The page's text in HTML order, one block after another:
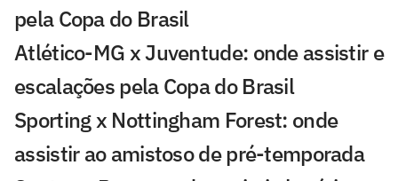
pela Copa do Brasil
Atlético-MG x Juventude: onde assistir e
escalações pela Copa do Brasil
Sporting x Nottingham Forest: onde
assistir ao amistoso de pré-temporada